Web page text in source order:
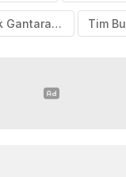
Polsek Gantarang